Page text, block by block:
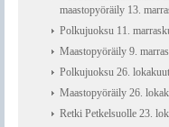
maastopyöräily 13.
Polkujuoksu 11.
Maastopyöräily 9.
Polkujuoksu 26.
Maastopyöräily 26.
Retki Petkelsuolle 23.